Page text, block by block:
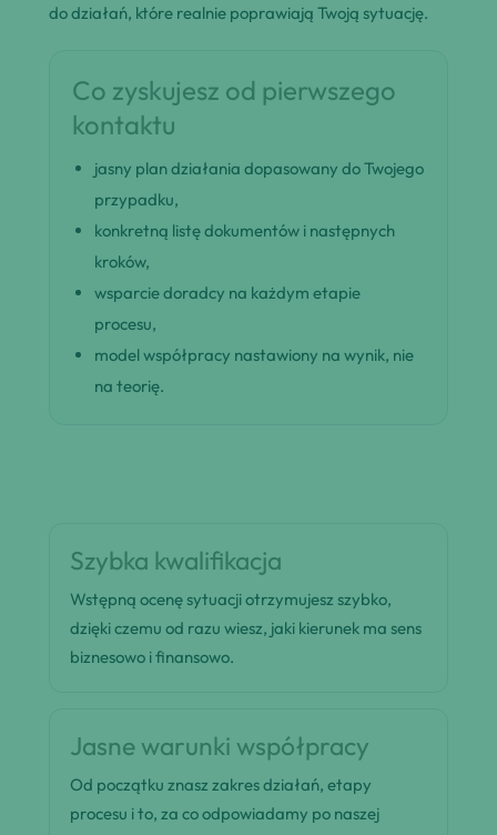
do działań, które realnie poprawiają Twoją sytuację.
Co zyskujesz od pierwszego
kontaktu
jasny plan działania dopasowany do Twojego
przypadku,
konkretną listę dokumentów i następnych
kroków,
wsparcie doradcy na każdym etapie
procesu,
model współpracy nastawiony na wynik, nie
na teorię.
Szybka kwalifikacja
Wstępną ocenę sytuacji otrzymujesz szybko,
dzięki czemu od razu wiesz, jaki kierunek ma sens
biznesowo i finansowo.
Jasne warunki współpracy
Od początku znasz zakres działań, etapy
procesu i to, za co odpowiadamy po naszej